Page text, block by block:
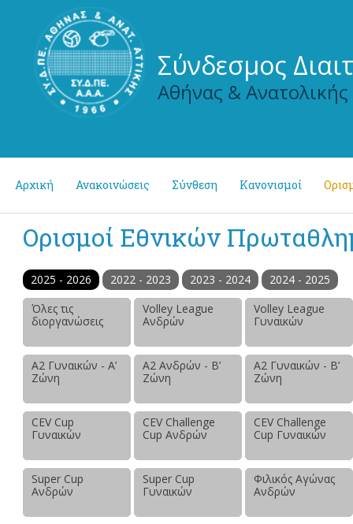
Σύνδεσμος
Αθήνας & Ανατολικής
Αρχική Ανακοινώσεις Σύνθεση Κανονισμοί
Ορισμοί Εθνικών
2025 - 2026 2022 - 2023 2023 - 2024
2024 - 2025
Όλες τις
διοργανώσεις
Volley League
Ανδρών
Volley League
Γυναικών
Α2 Γυναικών - Α’
Ζώνη
Α2 Ανδρών - Β’
Ζώνη
Α2 Γυναικών - Β’
Ζώνη
CEV Cup
Γυναικών
CEV Challenge
Cup Ανδρών
CEV Challenge
Cup Γυναικών
Super Cup
Ανδρών
Super Cup
Γυναικών
Φιλικός Αγώνας
Ανδρών